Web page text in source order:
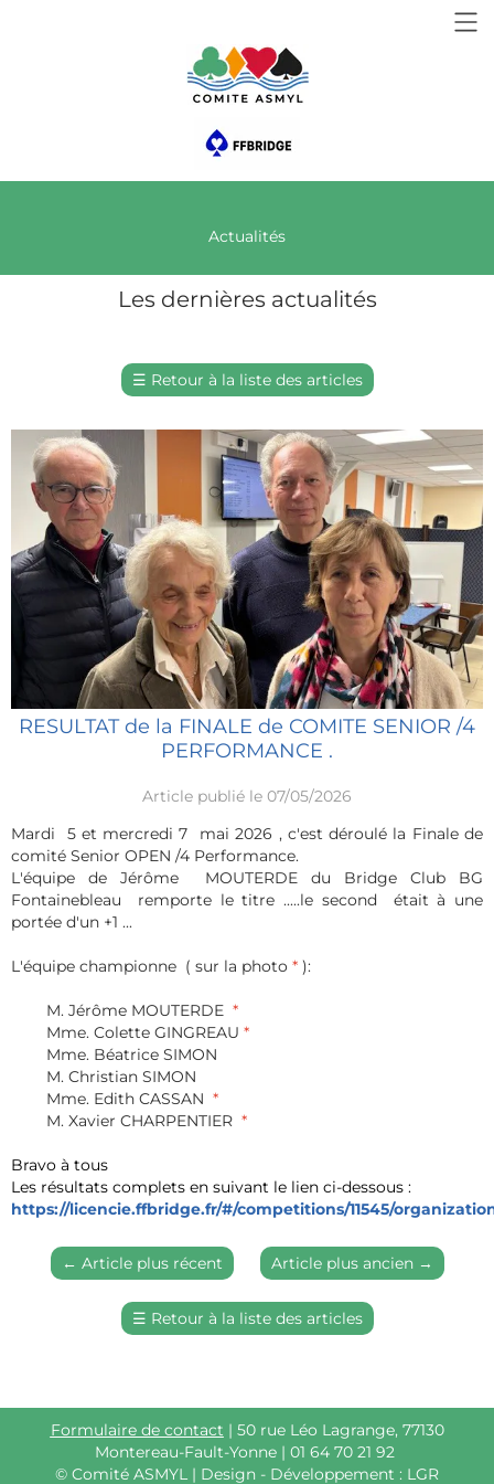
Actualités
Les dernières actualités
☰ Retour à la liste des articles
RESULTAT de la FINALE de COMITE SENIOR /4
PERFORMANCE .
Article publié le 07/05/2026
Mardi 5 et mercredi 7 mai 2026 , c'est déroulé la Finale de
comité Senior OPEN /4 Performance.
L'équipe de Jérôme MOUTERDE du Bridge Club BG
Fontainebleau remporte le titre .....le second était à une
portée d'un +1 ...
L'équipe championne ( sur la photo * ):
M. Jérôme MOUTERDE *
Mme. Colette GINGREAU *
Mme. Béatrice SIMON
M. Christian SIMON
Mme. Edith CASSAN *
M. Xavier CHARPENTIER *
Bravo à tous
Les résultats complets en suivant le lien ci-dessous :
https://licencie.ffbridge.fr/#/competitions/11545/
← Article plus récent Article plus ancien→
☰ Retour à la liste des articles
Formulaire de contact | 50 rue Léo Lagrange, 77130
Montereau-Fault-Yonne | 01 64 70 21 92
© Comité ASMYL | Design - Développement : LGR